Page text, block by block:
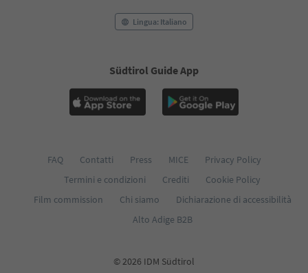
Lingua: Italiano
Südtirol Guide App
FAQ Contatti Press MICE
Privacy Policy
Termini e condizioni
Crediti
Cookie Policy
Film commission
Chi siamo
Dichiarazione di accessibilità
Alto Adige B2B
© 2026 IDM Südtirol